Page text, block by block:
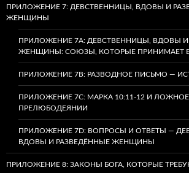
ПРИЛОЖЕНИЕ 7: ДЕВСТВЕННИЦЫ, ВДОВЫ И
ЖЕНЩИНЫ
ПРИЛОЖЕНИЕ 7А: ДЕВСТВЕННИЦЫ, ВДОВЫ И
ЖЕНЩИНЫ: СОЮЗЫ, КОТОРЫЕ ПРИНИМАЕТ
ПРИЛОЖЕНИЕ 7B: РАЗВОДНОЕ ПИСЬМО —
ПРИЛОЖЕНИЕ 7C: МАРКА 10:11-12 И
ПРЕЛЮБОДЕЯНИИ
ПРИЛОЖЕНИЕ 7D: ВОПРОСЫ И ОТВЕТЫ —
ВДОВЫ И РАЗВЕДЁННЫЕ ЖЕНЩИНЫ
ПРИЛОЖЕНИЕ 8: ЗАКОНЫ БОГА, КОТОРЫЕ